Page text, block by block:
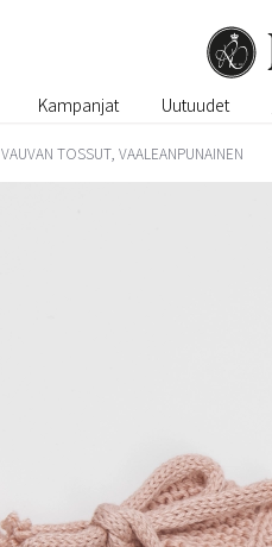
Kampanjat Uutuudet
VAUVAN TOSSUT, VAALEANPUNAINEN